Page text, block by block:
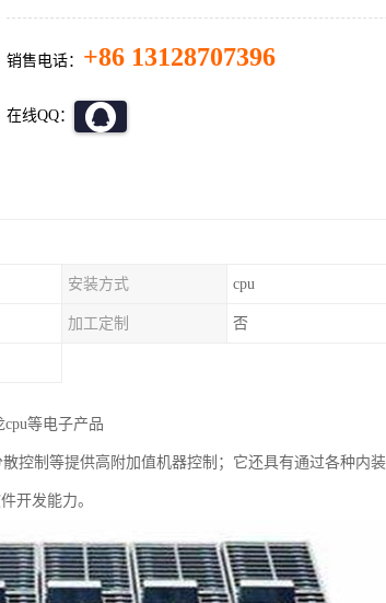
销售电话： +86 13128707396
在线QQ：
安装方式 cpu
加工定制 否
等电子产品
控制等提供高附加值机器控制；它还具有通过各种内
开发能力。